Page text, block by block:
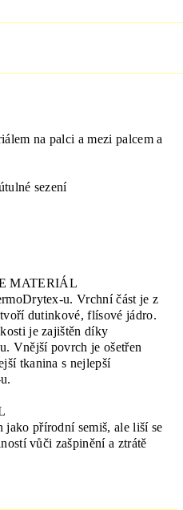
na palci a mezi palcem a
sezení
MATERIÁL
u. Vrchní část je z
dutinkové, flísové jádro.
je zajištěn díky
Vnější povrch je ošetřen
tkanina s nejlepší
jako přírodní semiš, ale liší se
vůči zašpinění a ztrátě